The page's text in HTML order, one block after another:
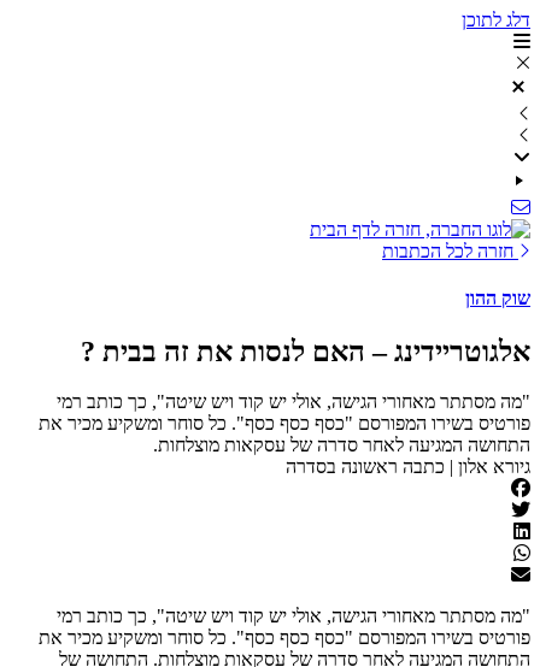
תחילתו
של
דף
אינטרנט,
לחץ
אנטר
כדי
לאזור
תוכן
מרכזי
דלג לתוכן
חזרה לכל הכתבות
שוק ההון
אלגוטריידינג – האם לנסות את זה בבית ?
"מה מסתתר מאחורי הגישה, אולי יש קוד ויש שיטה", כך כותב רמי
פורטיס בשירו המפורסם "כסף כסף כסף". כל סוחר ומשקיע מכיר את
התחושה המגיעה לאחר סדרה של עסקאות מוצלחות.
גיורא אלון | כתבה ראשונה בסדרה
"מה מסתתר מאחורי הגישה, אולי יש קוד ויש שיטה", כך כותב רמי
פורטיס בשירו המפורסם "כסף כסף כסף". כל סוחר ומשקיע מכיר את
התחושה המגיעה לאחר סדרה של עסקאות מוצלחות. התחושה של